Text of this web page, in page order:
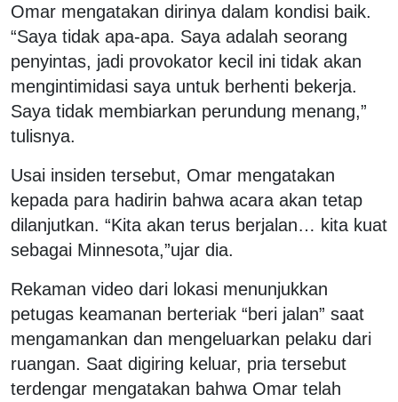
Omar mengatakan dirinya dalam kondisi baik.
“Saya tidak apa-apa. Saya adalah seorang
penyintas, jadi provokator kecil ini tidak akan
mengintimidasi saya untuk berhenti bekerja.
Saya tidak membiarkan perundung menang,”
tulisnya.
Usai insiden tersebut, Omar mengatakan
kepada para hadirin bahwa acara akan tetap
dilanjutkan. “Kita akan terus berjalan… kita kuat
sebagai Minnesota,”ujar dia.
Rekaman video dari lokasi menunjukkan
petugas keamanan berteriak “beri jalan” saat
mengamankan dan mengeluarkan pelaku dari
ruangan. Saat digiring keluar, pria tersebut
terdengar mengatakan bahwa Omar telah